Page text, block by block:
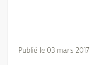
Publié le 03 mars 2017